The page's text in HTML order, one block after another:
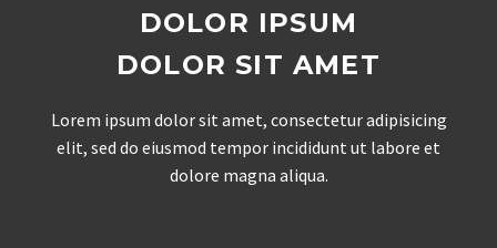
DOLOR IPSUM
DOLOR SIT AMET
Lorem ipsum dolor sit amet, consectetur adipisicing
elit, sed do eiusmod tempor incididunt ut labore et
dolore magna aliqua.